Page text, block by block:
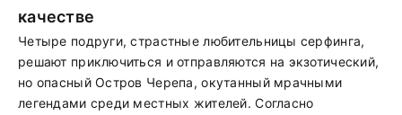
качестве
Четыре подруги, страстные любительницы серфинга,
решают приключиться и отправляются на экзотический,
но опасный Остров Черепа, окутанный мрачными
легендами среди местных жителей. Согласно